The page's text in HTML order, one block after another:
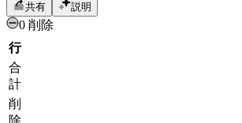
共有
説明
0 削除
行
合
計
削